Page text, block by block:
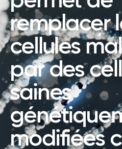
remplacer
cellules
par des
saines
modifiées